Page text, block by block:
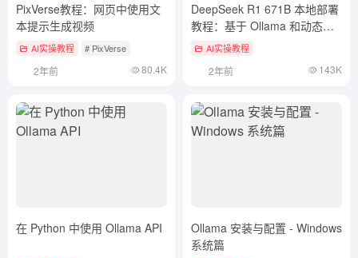
PixVerse教程：网页中使用文
本提示生成视频
AI实操教程 # PixVerse
2年前 80.4K
DeepSeek R1 671B 本地部署
教程：基于 Ollama 和动态量
化 AI实操教程
2年前 143K
在 Python 中使用 Ollama API
Ollama 安装与配置 - Windows
系统篇